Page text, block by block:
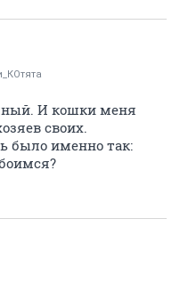
И кошки меня
своих.
было именно так: